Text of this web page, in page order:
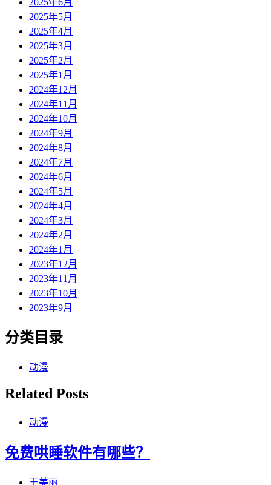
2025年5月
2025年4月
2025年3月
2025年2月
2025年1月
2024年12月
2024年11月
2024年10月
2024年9月
2024年8月
2024年7月
2024年6月
2024年5月
2024年4月
2024年3月
2024年2月
2024年1月
2023年12月
2023年11月
2023年10月
2023年9月
分类目录
动漫
Related Posts
动漫
免费哄睡软件有哪些？
王美丽